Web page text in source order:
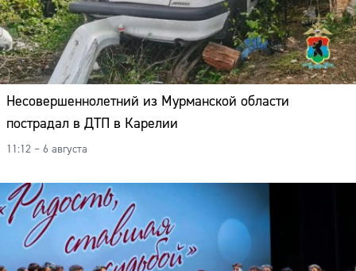
Несовершеннолетний из Мурманской области
пострадал в ДТП в Карелии
11:12 – 6 августа